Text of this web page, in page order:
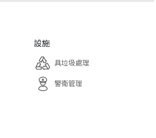
設施
具垃圾處理
警衛管理